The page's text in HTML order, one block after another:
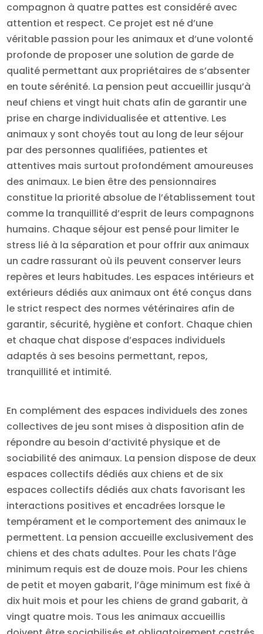
compagnon à quatre pattes est considéré avec
attention et respect. Ce projet est né d’une
véritable passion pour les animaux et d’une volonté
profonde de proposer une solution de garde de
qualité permettant aux propriétaires de s’absenter
en toute sérénité. La pension peut accueillir jusqu’à
neuf chiens et vingt huit chats afin de garantir une
prise en charge individualisée et attentive. Les
animaux y sont choyés tout au long de leur séjour
par des personnes qualifiées, patientes et
attentives mais surtout profondément amoureuses
des animaux. Le bien être des pensionnaires
constitue la priorité absolue de l’établissement tout
comme la tranquillité d’esprit de leurs compagnons
humains. Chaque séjour est pensé pour limiter le
stress lié à la séparation et pour offrir aux animaux
un cadre rassurant où ils peuvent conserver leurs
repères et leurs habitudes. Les espaces intérieurs et
extérieurs dédiés aux animaux ont été conçus dans
le strict respect des normes vétérinaires afin de
garantir, sécurité, hygiène et confort. Chaque chien
et chaque chat dispose d’espaces individuels
adaptés à ses besoins permettant, repos,
tranquillité et intimité.
En complément des espaces individuels des zones
collectives de jeu sont mises à disposition afin de
répondre au besoin d’activité physique et de
sociabilité des animaux. La pension dispose de deux
espaces collectifs dédiés aux chiens et de six
espaces collectifs dédiés aux chats favorisant les
interactions positives et encadrées lorsque le
tempérament et le comportement des animaux le
permettent. La pension accueille exclusivement des
chiens et des chats adultes. Pour les chats l’âge
minimum requis est de douze mois. Pour les chiens
de petit et moyen gabarit, l’âge minimum est fixé à
dix huit mois et pour les chiens de grand gabarit, à
vingt quatre mois. Tous les animaux accueillis